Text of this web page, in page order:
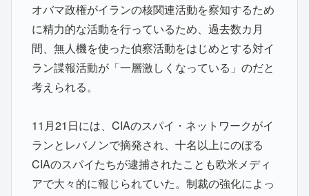
オバマ政権がイランの核関連活動を察知するため
に精力的な活動を行っているため、過去数カ月
間、無人機を使った偵察活動をはじめとする対イ
ラン諜報活動が「一層激しくなっている」のだと
考えられる。
11月21日には、CIAのスパイ・ネットワークがイ
ランとレバノンで摘発され、十名以上にのぼる
CIAのスパイたちが逮捕されたことも欧米メディ
アで大々的に報じられていた。制裁の強化によっ